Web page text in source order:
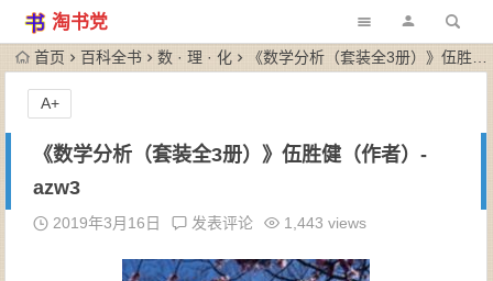
淘书党
首页 百科全书 数 · 理 · 化 《数学分析（套装全3册）》伍胜健（作者）-azw3
《数学分析（套装全3册）》伍胜健（作者）-
azw3
2019年3月16日 发表评论 1,443 views
A+